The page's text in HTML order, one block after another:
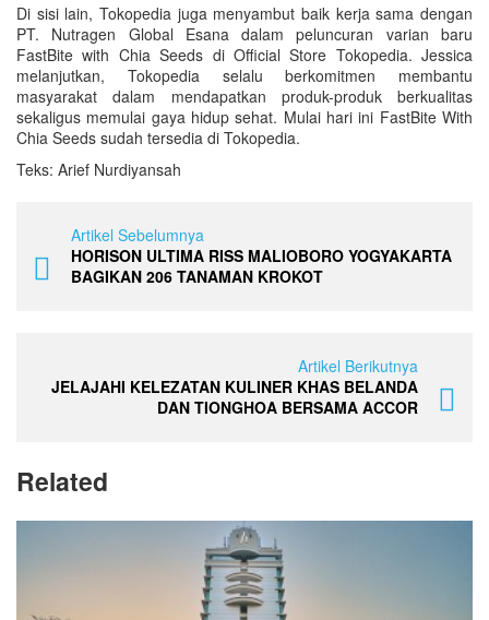
Di sisi lain, Tokopedia juga menyambut baik kerja sama dengan
PT. Nutragen Global Esana dalam peluncuran varian baru
FastBite with Chia Seeds di Official Store Tokopedia. Jessica
melanjutkan, Tokopedia selalu berkomitmen membantu
masyarakat dalam mendapatkan produk-produk berkualitas
sekaligus memulai gaya hidup sehat. Mulai hari ini FastBite With
Chia Seeds sudah tersedia di Tokopedia.
Teks: Arief Nurdiyansah
Artikel Sebelumnya
HORISON ULTIMA RISS MALIOBORO YOGYAKARTA
BAGIKAN 206 TANAMAN KROKOT
Artikel Berikutnya
JELAJAHI KELEZATAN KULINER KHAS BELANDA
DAN TIONGHOA BERSAMA ACCOR
Related